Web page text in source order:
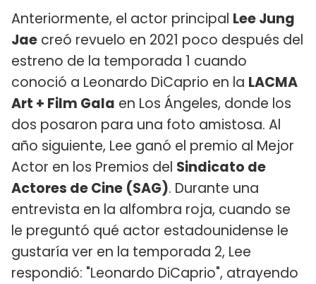
Anteriormente, el actor principal Lee Jung
Jae creó revuelo en 2021 poco después del
estreno de la temporada 1 cuando
conoció a Leonardo DiCaprio en la LACMA
Art + Film Gala en Los Ángeles, donde los
dos posaron para una foto amistosa. Al
año siguiente, Lee ganó el premio al Mejor
Actor en los Premios del Sindicato de
Actores de Cine (SAG). Durante una
entrevista en la alfombra roja, cuando se
le preguntó qué actor estadounidense le
gustaría ver en la temporada 2, Lee
respondió: "Leonardo DiCaprio", atrayendo